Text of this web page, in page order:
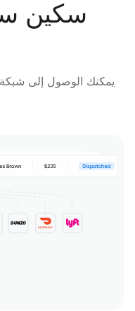
سكين
يمكنك الوصول إلى